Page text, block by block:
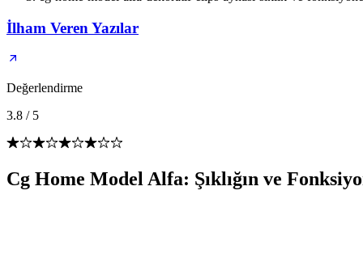
İlham Veren Yazılar
Değerlendirme
3.8 / 5
Cg Home Model Alfa: Şıklığın ve